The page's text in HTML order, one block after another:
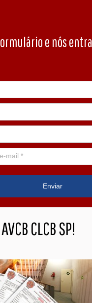
e nós
Enviar
CLCB SP!